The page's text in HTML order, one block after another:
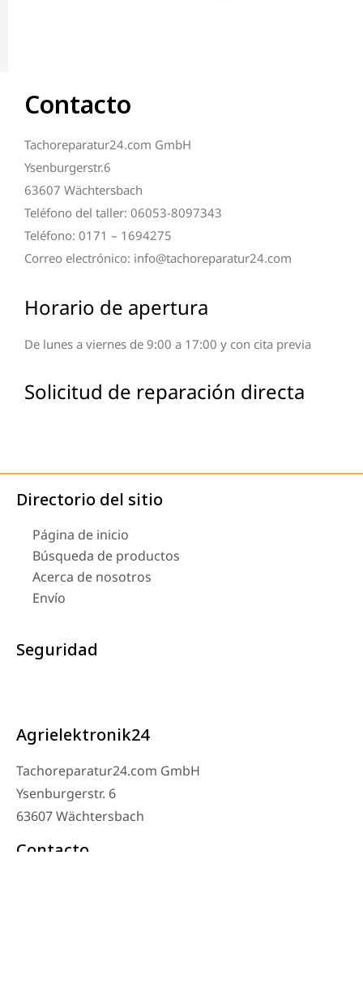
Contacto
Tachoreparatur24.com GmbH
Ysenburgerstr.6
63607 Wächtersbach
Teléfono del taller: 06053-8097343
Teléfono: 0171 – 1694275
Correo electrónico: info@tachoreparatur24.com
Horario de apertura
De lunes a viernes de 9:00 a 17:00 y con cita previa
Solicitud de reparación directa
Directorio del sitio
Página de inicio
Búsqueda de productos
Acerca de nosotros
Envío
Seguridad
Agrielektronik24
Tachoreparatur24.com GmbH
Ysenburgerstr. 6
63607 Wächtersbach
Contacto